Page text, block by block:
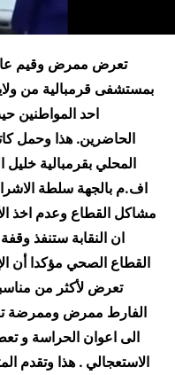
تعرض ممرض وقيم عام
بمستشفى قرمبالية من
احد المواطنين
الحاضرين. هذا وحمل
المحلي بقرمبالية
اف.م بالجهة سلطة
مشاكل القطاع وعدم اخذ
ان النقابة ستنفذ
القطاع الصحي مؤكدا أن
تعرض لأكثر من
الفارط ممرض وممرضة
الى اعوان الحراسة و
الاستعجالي . هذا وتقدم